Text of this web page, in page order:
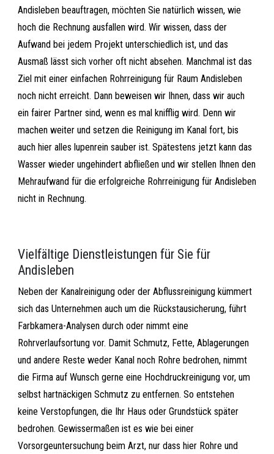
Andisleben beauftragen, möchten Sie natürlich wissen, wie
hoch die Rechnung ausfallen wird. Wir wissen, dass der
Aufwand bei jedem Projekt unterschiedlich ist, und das
Ausmaß lässt sich vorher oft nicht absehen. Manchmal ist das
Ziel mit einer einfachen Rohrreinigung für Raum Andisleben
noch nicht erreicht. Dann beweisen wir Ihnen, dass wir auch
ein fairer Partner sind, wenn es mal knifflig wird. Denn wir
machen weiter und setzen die Reinigung im Kanal fort, bis
auch hier alles lupenrein sauber ist. Spätestens jetzt kann das
Wasser wieder ungehindert abfließen und wir stellen Ihnen den
Mehraufwand für die erfolgreiche Rohrreinigung für Andisleben
nicht in Rechnung.
Vielfältige Dienstleistungen für Sie für
Andisleben
Neben der Kanalreinigung oder der Abflussreinigung kümmert
sich das Unternehmen auch um die Rückstausicherung, führt
Farbkamera-Analysen durch oder nimmt eine
Rohrverlaufsortung vor. Damit Schmutz, Fette, Ablagerungen
und andere Reste weder Kanal noch Rohre bedrohen, nimmt
die Firma auf Wunsch gerne eine Hochdruckreinigung vor, um
selbst hartnäckigen Schmutz zu entfernen. So entstehen
keine Verstopfungen, die Ihr Haus oder Grundstück später
bedrohen. Gewissermaßen ist es wie bei einer
Vorsorgeuntersuchung beim Arzt, nur dass hier Rohre und